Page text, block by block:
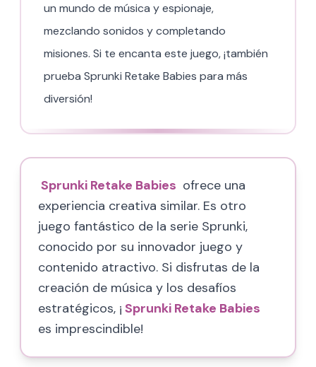
un mundo de música y espionaje,
mezclando sonidos y completando
misiones. Si te encanta este juego, ¡también
prueba Sprunki Retake Babies para más
diversión!
Sprunki Retake Babies ofrece una
experiencia creativa similar. Es otro
juego fantástico de la serie Sprunki,
conocido por su innovador juego y
contenido atractivo. Si disfrutas de la
creación de música y los desafíos
estratégicos, ¡ Sprunki Retake Babies
es imprescindible!